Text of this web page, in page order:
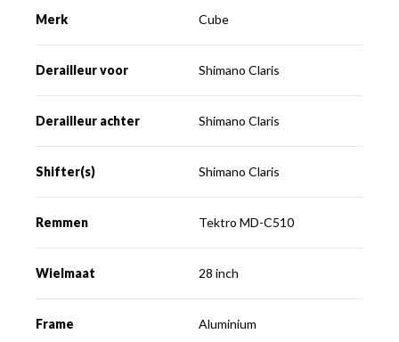
Merk Cube
Derailleur voor Shimano Claris
Derailleur achter Shimano Claris
Shifter(s) Shimano Claris
Remmen Tektro MD-C510
Wielmaat 28 inch
Frame Aluminium